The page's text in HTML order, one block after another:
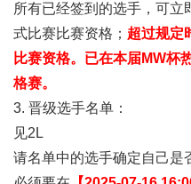
所有已经签到的选手，可立
式比赛比赛资格； 超过规定
比赛资格。已在本届MW杯
格赛。
3. 晋级选手名单：
见2L
请名单中的选手确定自己是